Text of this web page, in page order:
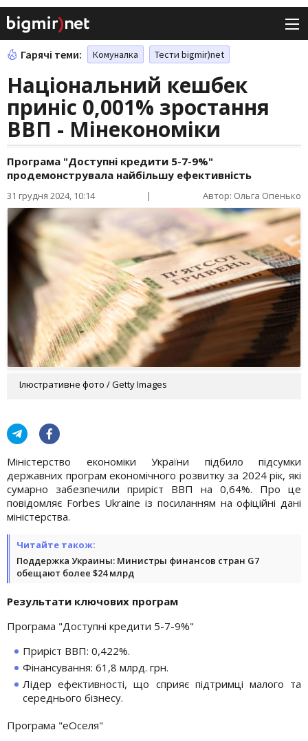
Гарячі теми: Комуналка Тести bigmir)net
Національний кешбек
приніс 0,001% зростання
ВВП - Мінекономіки
Програма "Доступні кредити 5-7-9%"
продемонструвала найбільшу ефективність
31 грудня 2024, 10:14 | Автор: Ольга Опенько
Ілюстративне фото / Getty Images
Міністерство економіки України підбило підсумки
державних програм економічного розвитку за 2024 рік, які
сумарно забезпечили приріст ВВП на 0,64%. Про це
повідомляє Forbes Ukraine із посиланням на офіційні дані
міністерства.
Читайте також:
Поддержка Украины: Министры финансов стран G7
обещают более $24 млрд
Результати ключових програм
Програма "Доступні кредити 5-7-9%"
Приріст ВВП: 0,422%.
Фінансування: 61,8 млрд. грн.
Лідер ефективності, що сприяє підтримці малого та
середнього бізнесу.
Програма "еОселя"